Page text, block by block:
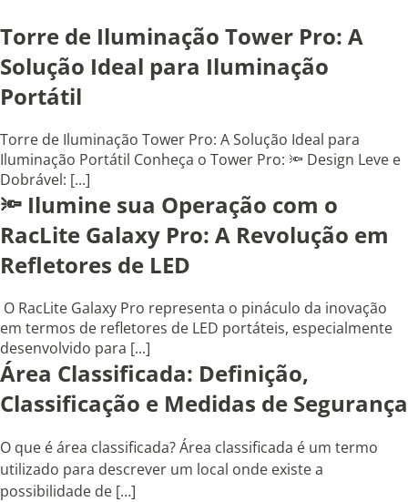
Torre de Iluminação Tower Pro: A
Solução Ideal para Iluminação
Portátil
Torre de Iluminação Tower Pro: A Solução Ideal para
Iluminação Portátil Conheça o Tower Pro: 🔦 Design Leve e
Dobrável: [...]
🔦 Ilumine sua Operação com o
RacLite Galaxy Pro: A Revolução em
Refletores de LED
O RacLite Galaxy Pro representa o pináculo da inovação
em termos de refletores de LED portáteis, especialmente
desenvolvido para [...]
Área Classificada: Definição,
Classificação e Medidas de Segurança
O que é área classificada? Área classificada é um termo
utilizado para descrever um local onde existe a
possibilidade de […]